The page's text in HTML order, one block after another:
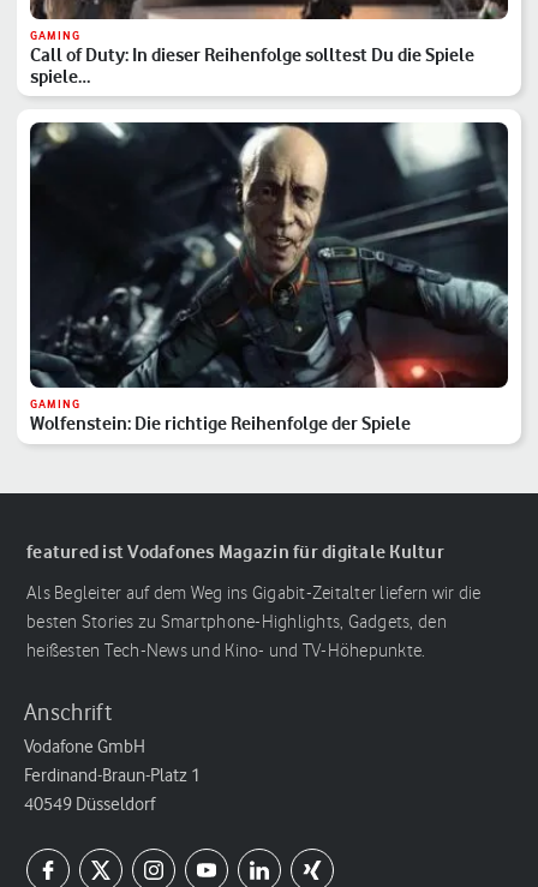
GAMING
Call of Duty: In dieser Reihenfolge solltest Du die Spiele
spiele…
GAMING
Wolfenstein: Die richtige Reihenfolge der Spiele
featured ist Vodafones Magazin für digitale Kultur
Als Begleiter auf dem Weg ins Gigabit-Zeitalter liefern wir die
besten Stories zu Smartphone-Highlights, Gadgets, den
heißesten Tech-News und Kino- und TV-Höhepunkte.
Anschrift
Vodafone GmbH
Ferdinand-Braun-Platz 1
40549 Düsseldorf